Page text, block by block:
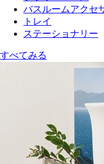
バスルームアクセ
トレイ
ステーショナリー
すべてみる